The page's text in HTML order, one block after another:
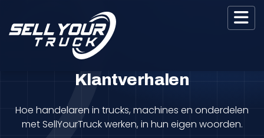
Klantverhalen
Hoe handelaren in trucks, machines en onderdelen
met SellYourTruck werken, in hun eigen woorden.